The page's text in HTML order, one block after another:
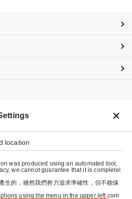
location
was produced using an automated tool,
we cannot guarantee that it is completel
生的，雖然我們努力追求準確性，但不能保
using the menu in the upper left corn